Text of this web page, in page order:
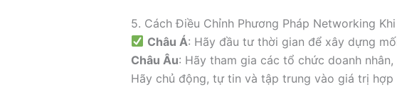
5. Cách Điều Chỉnh Phương Pháp Networking
Châu Á: Hãy đầu tư thời gian để xây dựng
Châu Âu: Hãy tham gia các tổ chức doanh
Hãy chủ động, tự tin và tập trung vào giá trị